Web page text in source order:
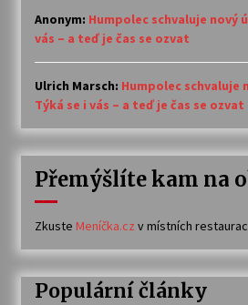
Anonym: Humpolec schvaluje nový
vás – a teď je čas se ozvat
Ulrich Marsch: Humpolec schvaluje
Týká se i vás – a teď je čas se ozvat
Přemýšlíte kam na
Zkuste Meníčka.cz v místních
Populární články